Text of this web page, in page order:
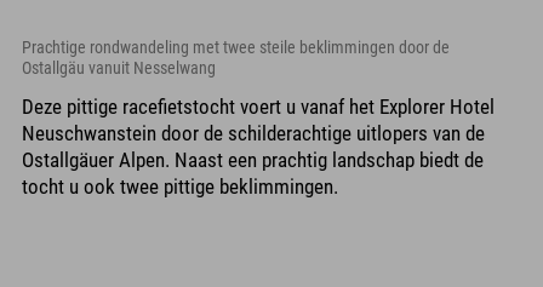
Prachtige rondwandeling met twee steile beklimmingen door de
Ostallgäu vanuit Nesselwang
Deze pittige racefietstocht voert u vanaf het Explorer Hotel
Neuschwanstein door de schilderachtige uitlopers van de
Ostallgäuer Alpen. Naast een prachtig landschap biedt de
tocht u ook twee pittige beklimmingen.